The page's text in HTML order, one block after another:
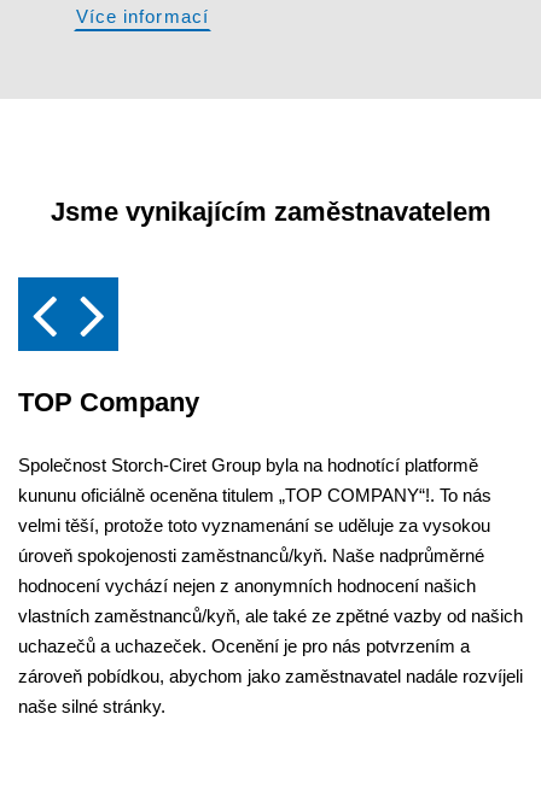
Více informací
Jsme vynikajícím zaměstnavatelem
TOP Company
Společnost Storch-Ciret Group byla na hodnotící platformě
kununu oficiálně oceněna titulem „TOP COMPANY“!. To nás
velmi těší, protože toto vyznamenání se uděluje za vysokou
úroveň spokojenosti zaměstnanců/kyň. Naše nadprůměrné
hodnocení vychází nejen z anonymních hodnocení našich
vlastních zaměstnanců/kyň, ale také ze zpětné vazby od našich
uchazečů a uchazeček. Ocenění je pro nás potvrzením a
zároveň pobídkou, abychom jako zaměstnavatel nadále rozvíjeli
naše silné stránky.